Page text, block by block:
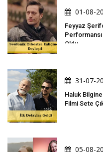
01-08-
Feyyaz
Oldu
31-07-
Haluk
Filmi Sete
05-08-